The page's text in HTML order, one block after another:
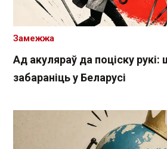
Ад акуляраў да поціску
забараніць у Беларусі
Замежжа